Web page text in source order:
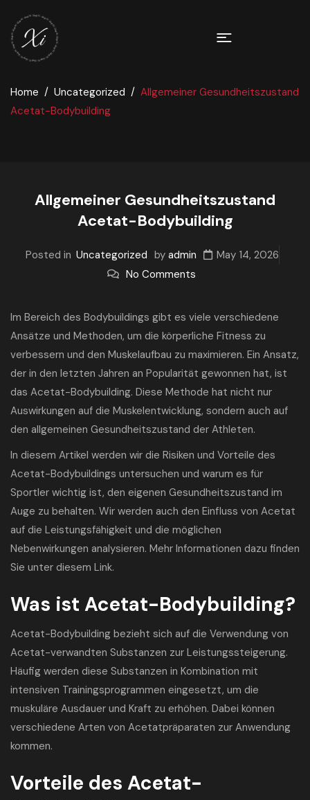
Home Uncategorized
Allgemeiner Gesundheitszustand
Acetat-Bodybuilding
Allgemeiner Gesundheitszustand
Acetat-Bodybuilding
Posted in Uncategorized by admin
May 14, 2026
No Comments
Im Bereich des Bodybuildings gibt es viele verschiedene
Ansätze und Methoden, um die körperliche Fitness zu
verbessern und den Muskelaufbau zu maximieren. Ein Ansatz,
der in den letzten Jahren an Popularität gewonnen hat, ist
das Acetat-Bodybuilding. Diese Methode hat nicht nur
Auswirkungen auf die Muskelentwicklung, sondern auch auf
den allgemeinen Gesundheitszustand der Athleten.
In diesem Artikel werden wir die Risiken und Vorteile des
Acetat-Bodybuildings untersuchen und warum es für
Sportler wichtig ist, den eigenen Gesundheitszustand im
Auge zu behalten. Wir werden auch den Einfluss von Acetat
auf die Leistungsfähigkeit und die möglichen
Nebenwirkungen analysieren. Mehr Informationen dazu finden
Sie unter diesem Link.
Was ist Acetat-Bodybuilding?
Acetat-Bodybuilding bezieht sich auf die Verwendung von
Acetat-verwandten Substanzen zur Leistungssteigerung.
Häufig werden diese Substanzen in Kombination mit
intensiven Trainingsprogrammen eingesetzt, um die
muskuläre Ausdauer und Kraft zu erhöhen. Dabei können
verschiedene Arten von Acetatpräparaten zur Anwendung
kommen.
Vorteile des Acetat-